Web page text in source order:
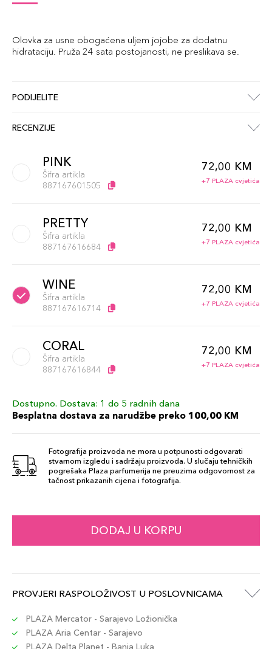
Olovka za usne obogaćena uljem jojobe za dodatnu
hidrataciju. Pruža 24 sata postojanosti, ne preslikava se.
PODIJELITE
RECENZIJE
PINK
Šifra artikla
887167601505
72,00 KM
+7 PLAZA cvjetića
PRETTY
Šifra artikla
887167616684
72,00 KM
+7 PLAZA cvjetića
WINE
Šifra artikla
887167616714
72,00 KM
+7 PLAZA cvjetića
CORAL
Šifra artikla
887167616844
72,00 KM
+7 PLAZA cvjetića
FRAGILE EGO
Šifra artikla
72,00 KM
RED
Šifra artikla
72,00 KM
PERSUASIVE
MAUVE
887167617742
72,00 KM
Dostupno. Dostava: 1 do 5 radnih dana
Besplatna dostava za narudžbe preko 100,00 KM
Fotografija proizvoda ne mora u potpunosti odgovarati
stvarnom izgledu i sadržaju proizvoda. U slučaju tehničkih
pogrešaka Plaza parfumerija ne preuzima odgovornost za
tačnost prikazanih cijena i fotografija.
DODAJ U KORPU
PROVJERI RASPOLOŽIVOST U POSLOVNICAMA
PLAZA Mercator - Sarajevo Ložionička
PLAZA Aria Centar - Sarajevo
PLAZA Delta Planet - Banja Luka